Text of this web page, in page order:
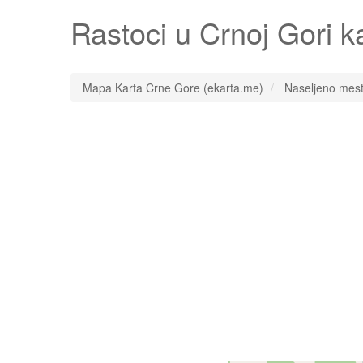
Rastoci u Crnoj Gori
Mapa Karta Crne Gore (ekarta.me) Naseljeno